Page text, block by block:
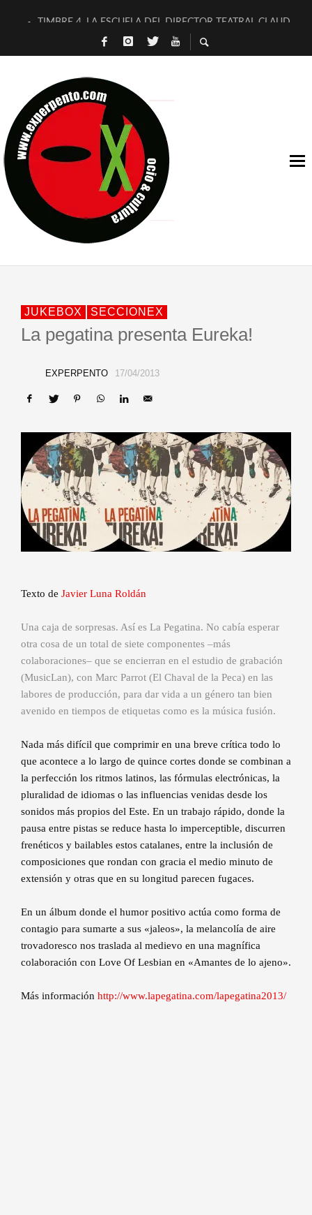
TIMBRE 4, LA ESCUELA DEL DIRECTOR TEATRAL CLAUDIO
30 AÑOS (NO ES NADA) DE LA KATARSIS DEL TOMATAZO
D’BALDOMEROS REINVENTAN [BITÁCORA 3.0] EN EXVITA
MARSHALL FLASH PRESENTA EN EXVITA [RELATIVA
JOFRE BARDAGÍ EN EXVITA INTERPRETANDO A SERRAT
YORCH PRESENTA [CURSO DE ARMONÍA PERSECUTORIA]
MAGALÍ SARE NOS EXPLICA [DESCASADA]
«NO TENGO PUTOS SUEÑOS»
JUKEBOX SECCIONEX
La pegatina presenta Eureka!
EXPERPENTO 17/04/2013
Texto de Javier Luna Roldán
Una caja de sorpresas. Así es La Pegatina. No cabía esperar
otra cosa de un total de siete componentes –más
colaboraciones– que se encierran en el estudio de grabación
(MusicLan), con Marc Parrot (El Chaval de la Peca) en las
labores de producción, para dar vida a un género tan bien
avenido en tiempos de etiquetas como es la música fusión.
Nada más difícil que comprimir en una breve crítica todo lo
que acontece a lo largo de quince cortes donde se combinan a
la perfección los ritmos latinos, las fórmulas electrónicas, la
pluralidad de idiomas o las influencias venidas desde los
sonidos más propios del Este. En un trabajo rápido, donde la
pausa entre pistas se reduce hasta lo imperceptible, discurren
frenéticos y bailables estos catalanes, entre la inclusión de
composiciones que rondan con gracia el medio minuto de
extensión y otras que en su longitud parecen fugaces.
En un álbum donde el humor positivo actúa como forma de
contagio para sumarte a sus «jaleos», la melancolía de aire
trovadoresco nos traslada al medievo en una magnífica
colaboración con Love Of Lesbian en «Amantes de lo ajeno».
Más información http://www.lapegatina.com/lapegatina2013/